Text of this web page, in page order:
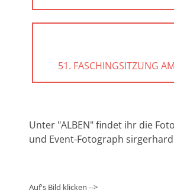
NEXT
POST:
51. FASCHINGSITZUNG
Unter "ALBEN" findet ihr die
und Event-Fotograph sirgerhard
Auf's Bild klicken -->